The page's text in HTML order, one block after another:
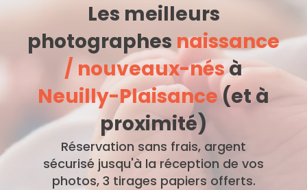
Les meilleurs
photographes naissance
/ nouveaux-nésà
Neuilly-Plaisance(et à
proximité)
Réservation sans frais, argent
sécurisé jusqu'à la réception de vos
photos, 3 tirages papiers offerts.